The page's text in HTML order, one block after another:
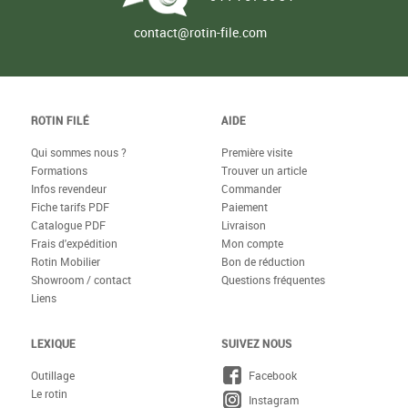
contact@rotin-file.com
ROTIN FILÉ
Qui sommes nous ?
Formations
Infos revendeur
Fiche tarifs PDF
Catalogue PDF
Frais d'expédition
Rotin Mobilier
Showroom / contact
Liens
AIDE
Première visite
Trouver un article
Commander
Paiement
Livraison
Mon compte
Bon de réduction
Questions fréquentes
LEXIQUE
Outillage
Le rotin
SUIVEZ NOUS
Facebook
Instagram